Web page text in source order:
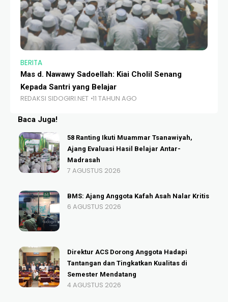
BERITA
Mas d. Nawawy Sadoellah: Kiai Cholil Senang
Kepada Santri yang Belajar
REDAKSI SIDOGIRI.NET 11 TAHUN AGO
Baca Juga!
58 Ranting Ikuti Muammar Tsanawiyah,
Ajang Evaluasi Hasil Belajar Antar-
Madrasah
7 AGUSTUS 2026
BMS: Ajang Anggota Kafah Asah Nalar Kritis
6 AGUSTUS 2026
Direktur ACS Dorong Anggota Hadapi
Tantangan dan Tingkatkan Kualitas di
Semester Mendatang
4 AGUSTUS 2026